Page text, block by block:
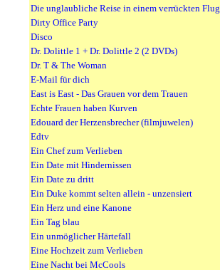
Die unglaubliche Reise in einem verrückten
Dirty Office Party
Disco
Dr. Dolittle 1 + Dr. Dolittle 2 (2 DVDs)
Dr. T & The Woman
E-Mail für dich
East is East - Das Grauen vor dem Trauen
Echte Frauen haben Kurven
Edouard der Herzensbrecher (filmjuwelen)
Edtv
Ein Chef zum Verlieben
Ein Date mit Hindernissen
Ein Date zu dritt
Ein Duke kommt selten allein - unzensiert
Ein Herz und eine Kanone
Ein Tag blau
Ein unmöglicher Härtefall
Eine Hochzeit zum Verlieben
Eine Nacht bei McCools